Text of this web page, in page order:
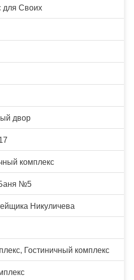
для Своих
двор
комплекс
Баня №5
Никуличева
Гостиничный комплекс